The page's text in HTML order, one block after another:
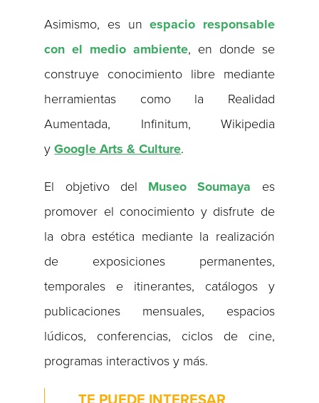
Asimismo, es unespacio responsable
con el medio ambiente, en donde se
construye conocimiento libre mediante
herramientas como la Realidad
Aumentada, Infinitum, Wikipedia
yGoogle Arts & Culture.
El objetivo del Museo Soumaya es
promover el conocimiento y disfrute de
la obra estética mediante la realización
de exposiciones permanentes,
temporales e itinerantes, catálogos y
publicaciones mensuales, espacios
lúdicos, conferencias, ciclos de cine,
programas interactivos y más.